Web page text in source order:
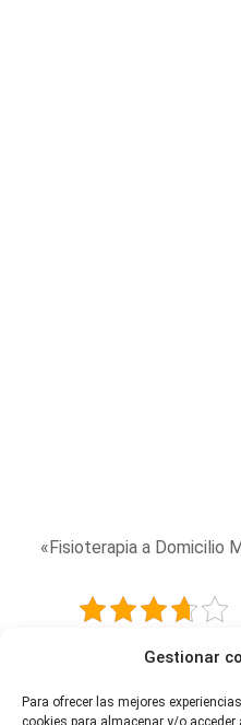
Gestionar
Para ofrecer las mejores
cookies para almacenar y/o
«Fisioterapia a Domicilio
Tabla de